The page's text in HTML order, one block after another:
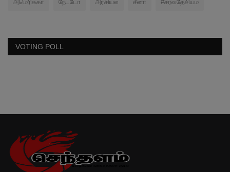
அமெரிக்கா நேட்டோ அரசியல் சீனா #சர்வதேசியம்
VOTING POLL